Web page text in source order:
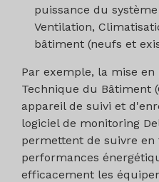
puissance du système
Ventilation,
bâtiment (neufs et
Par exemple, la mise en
Technique du Bâtiment
appareil de suivi et
logiciel de monitoring
permettent de suivre en
performances
efficacement les